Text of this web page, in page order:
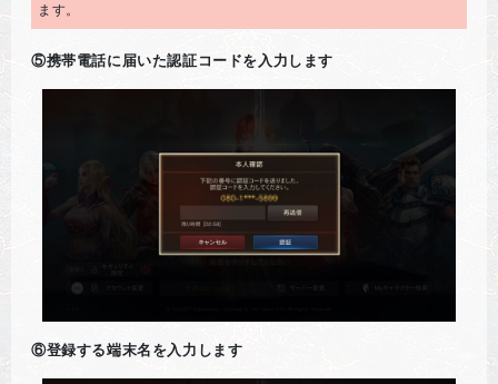
ます。
⑤携帯電話に届いた認証コードを入力します
⑥登録する端末名を入力します